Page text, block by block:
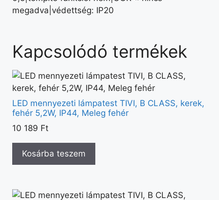
megadva|védettség: IP20
Kapcsolódó termékek
LED mennyezeti lámpatest TIVI, B CLASS, kerek,
fehér 5,2W, IP44, Meleg fehér
10 189 Ft
Kosárba teszem